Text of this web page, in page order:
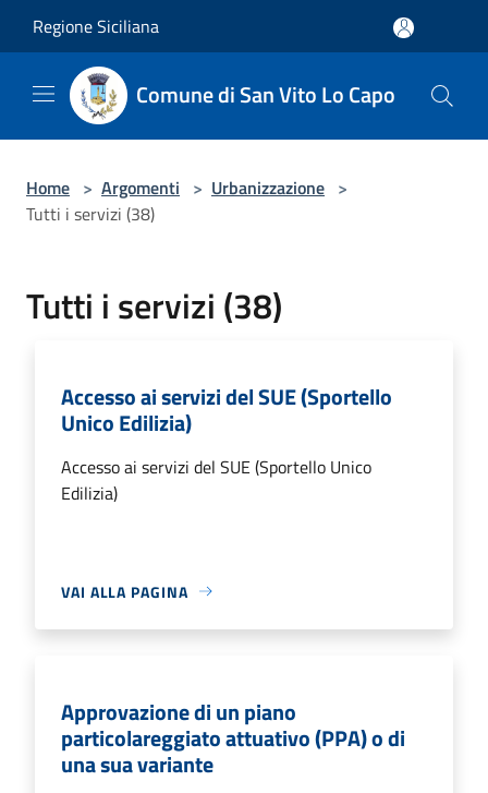
Regione Siciliana
Comune di San Vito Lo Capo
Home > Argomenti > Urbanizzazione >
Tutti i servizi (38)
Tutti i servizi (38)
Accesso ai servizi del SUE (Sportello
Unico Edilizia)
Accesso ai servizi del SUE (Sportello Unico
Edilizia)
VAI ALLA PAGINA
Approvazione di un piano
particolareggiato attuativo (PPA) o di
una sua variante